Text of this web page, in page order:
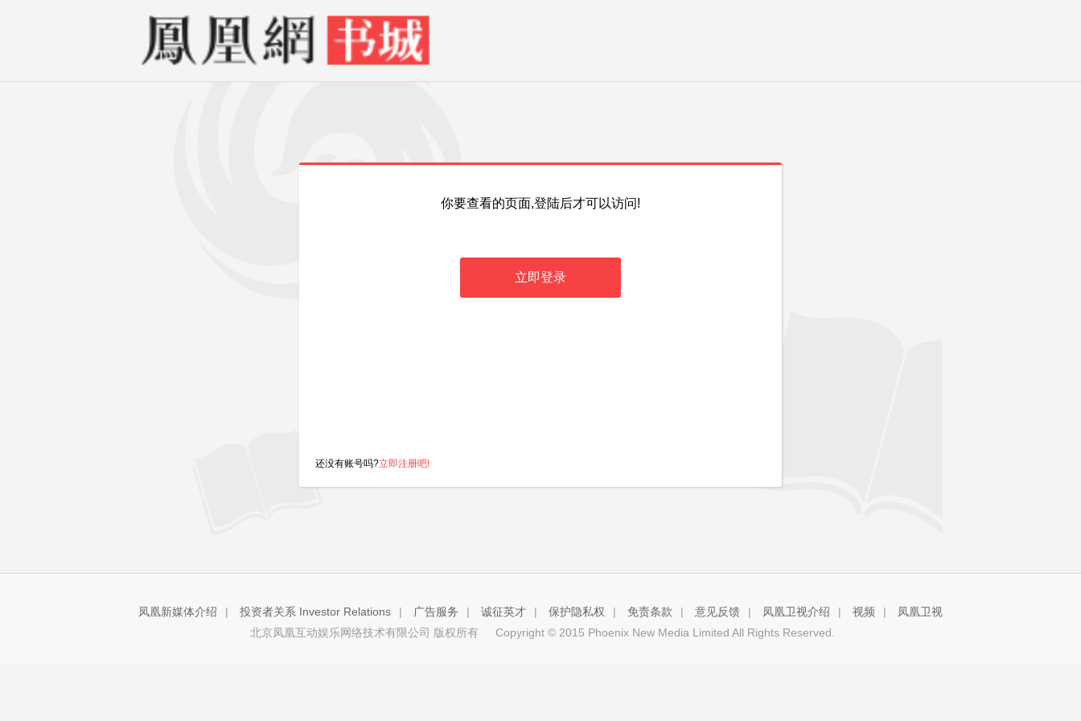
你要查看的页面,登陆后才可以访问!
立即登录
还没有账号吗?立即注册吧!
凤凰新媒体介绍 | 投资者关系 Investor Relations | 广告服务 | 诚征英才 | 保护隐私权 | 免责条款 | 意见反馈 | 凤凰卫视介绍 | 视频 |
凤凰卫视
北京凤凰互动娱乐网络技术有限公司 版权所有
Copyright © 2015 Phoenix New Media Limited All Rights Reserved.